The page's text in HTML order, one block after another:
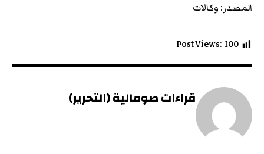
المصدر: وكالات
Post Views: 100
قراءات صومالية (التحرير)